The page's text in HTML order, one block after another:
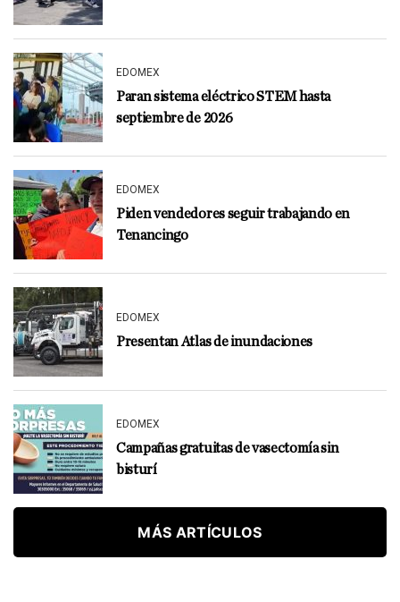
EDOMEX
Paran sistema eléctrico STEM hasta
septiembre de 2026
EDOMEX
Piden vendedores seguir trabajando en
Tenancingo
EDOMEX
Presentan Atlas de inundaciones
EDOMEX
Campañas gratuitas de vasectomía sin
bisturí
MÁS ARTÍCULOS